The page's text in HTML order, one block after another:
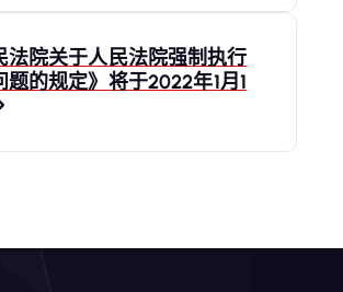
法院关于人民法院强制执行
题的规定》将于2022年1月1